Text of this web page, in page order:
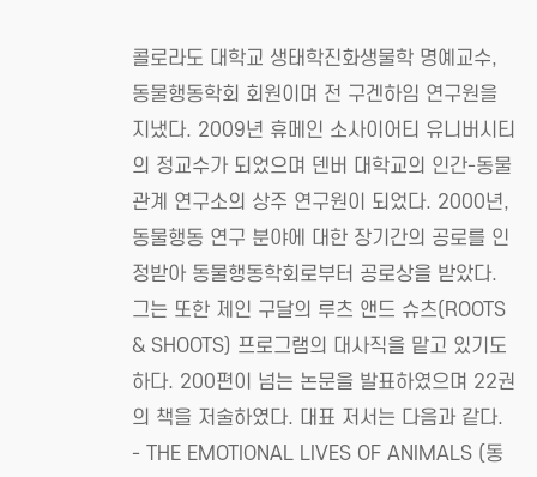
콜로라도 대학교 생태학진화생물학 명예교수,
동물행동학회 회원이며 전 구겐하임 연구원을
지냈다. 2009년 휴메인 소사이어티 유니버시티
의 정교수가 되었으며 덴버 대학교의 인간-동물
관계 연구소의 상주 연구원이 되었다. 2000년,
동물행동 연구 분야에 대한 장기간의 공로를 인
정받아 동물행동학회로부터 공로상을 받았다.
그는 또한 제인 구달의 루츠 앤드 슈츠(ROOTS
& SHOOTS) 프로그램의 대사직을 맡고 있기도
하다. 200편이 넘는 논문을 발표하였으며 22권
의 책을 저술하였다. 대표 저서는 다음과 같다.
- THE EMOTIONAL LIVES OF ANIMALS (동